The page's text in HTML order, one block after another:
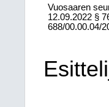
Vuosaaren
12.09.2022 §
688/00.00.04/